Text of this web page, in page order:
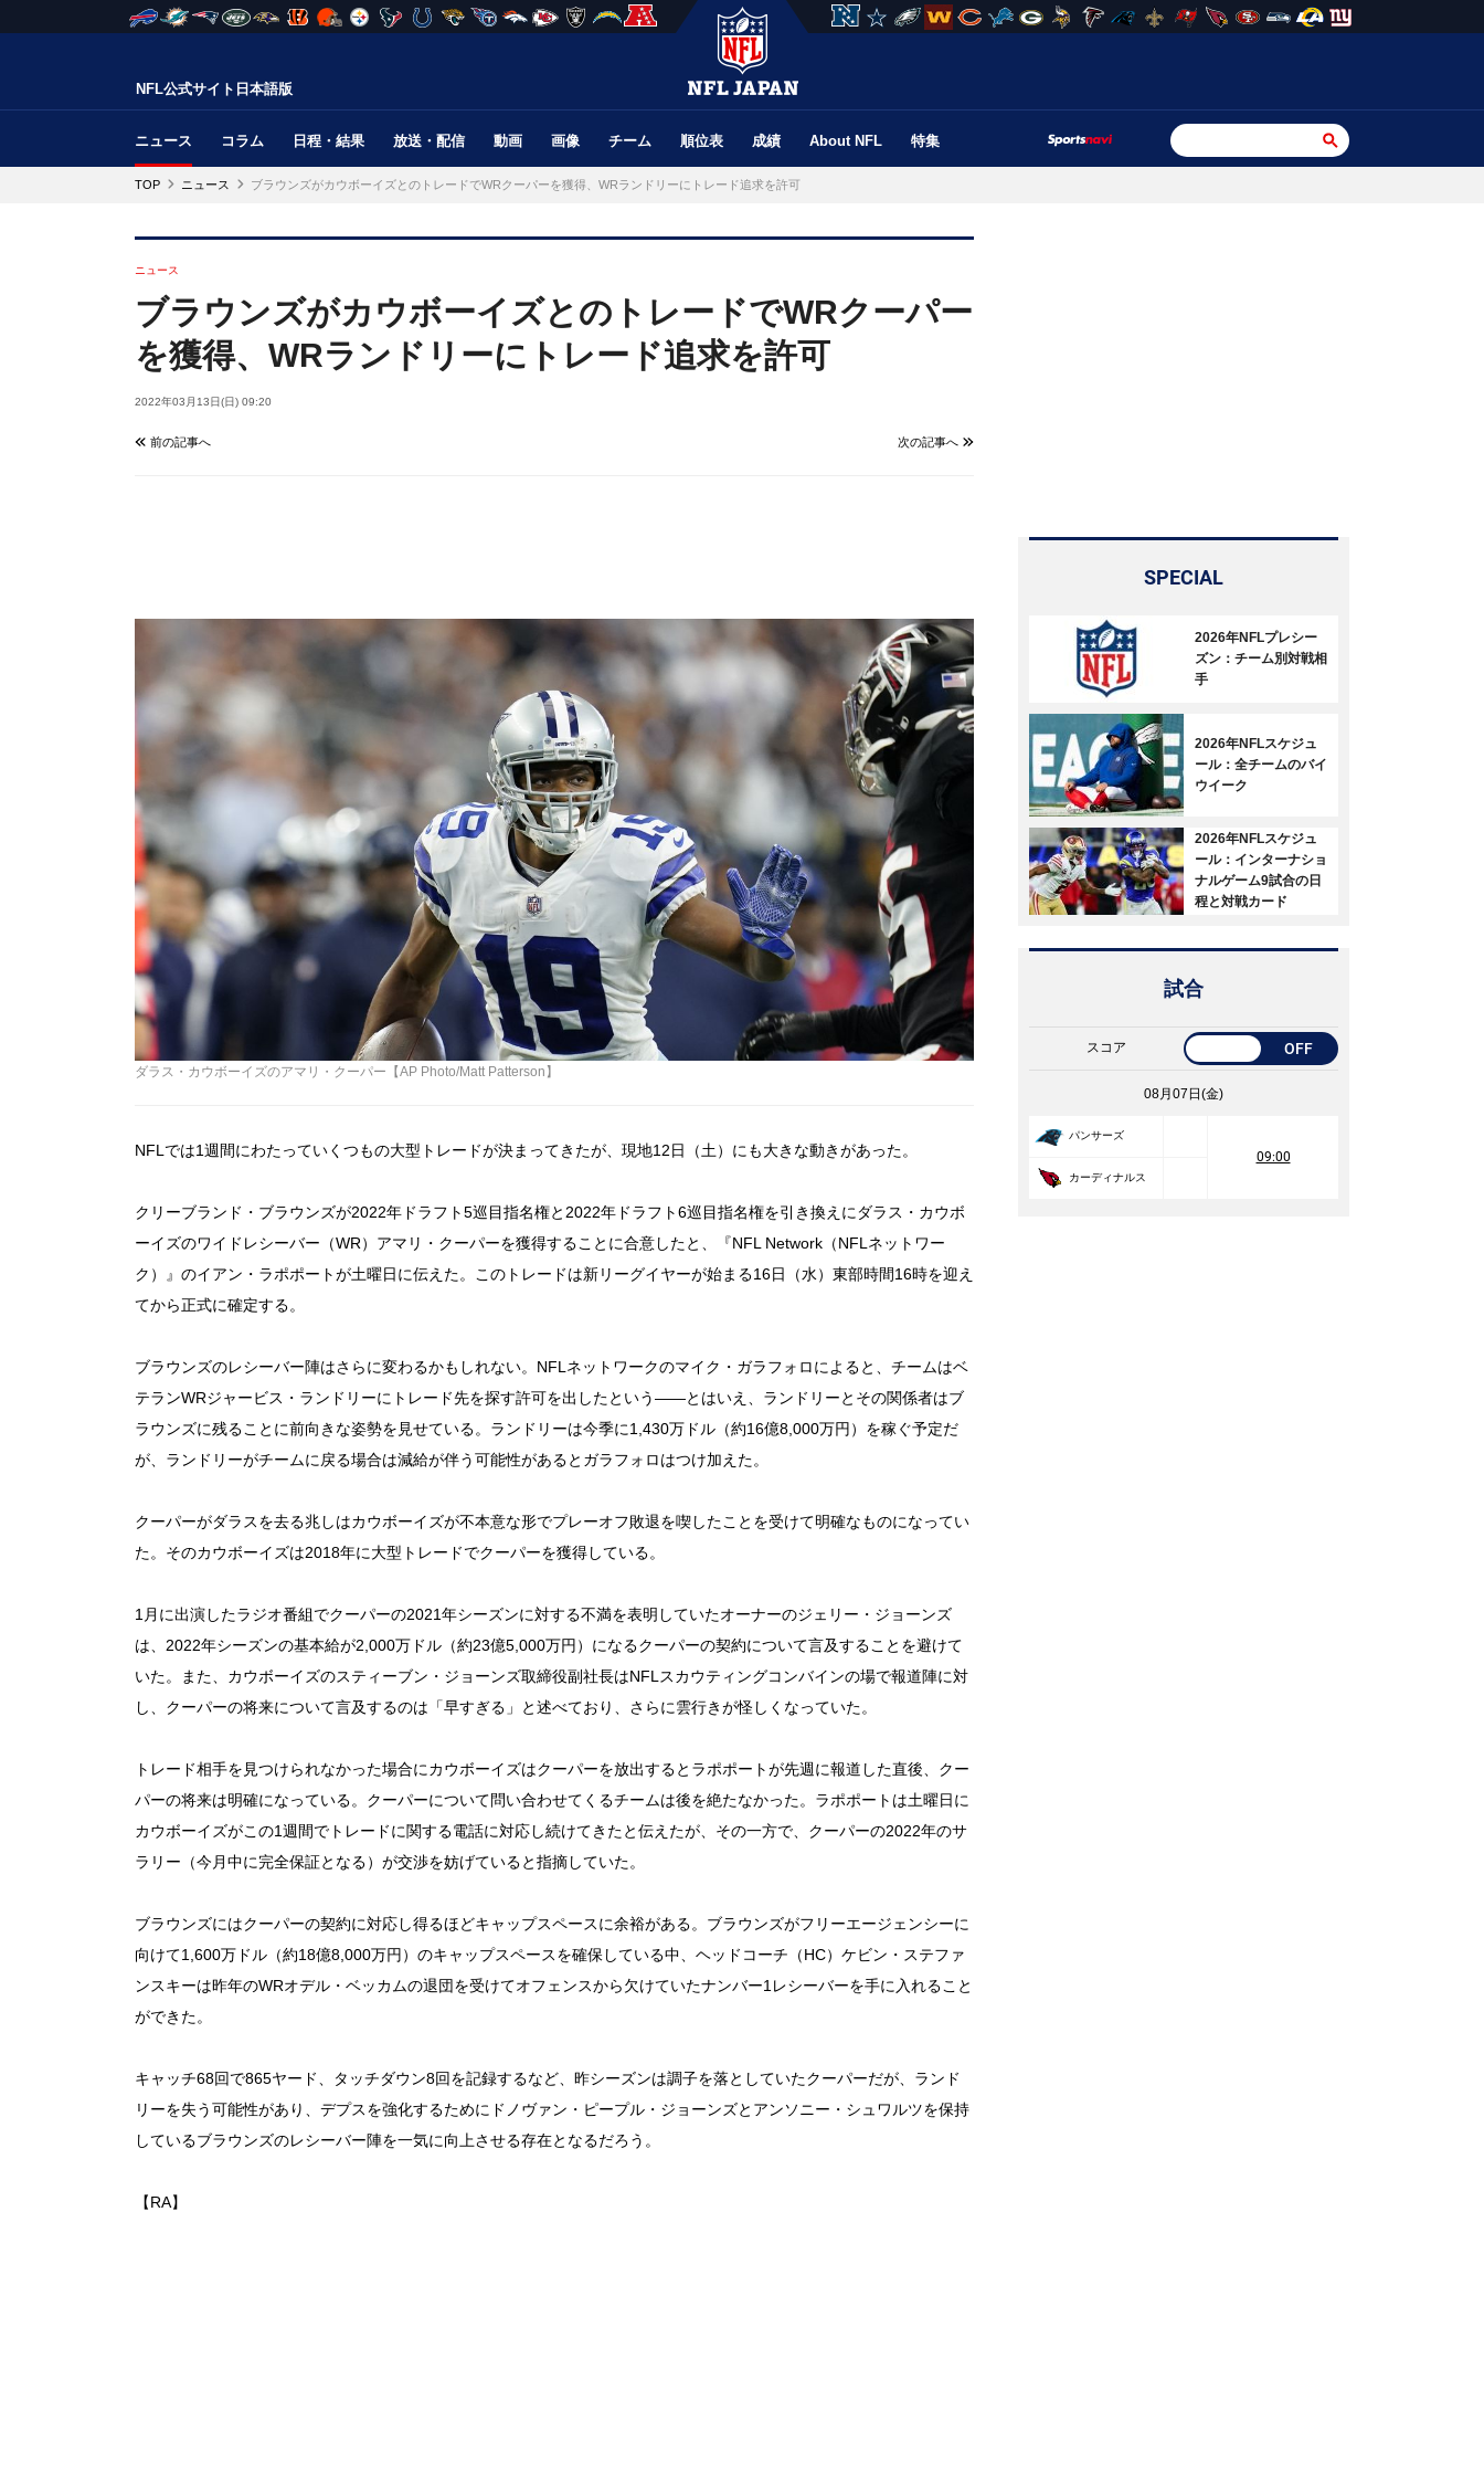
NFL公式サイト日本語版
ニュース コラム 日程・結果 放送・配信 動画 画像 チーム 順位表 成績 About NFL 特集
TOP ニュース ブラウンズがカウボーイズとのトレードでWRクーパーを獲得、WRランドリーにトレード追求を許可
ニュース
ブラウンズがカウボーイズとのトレードでWRクーパー
を獲得、WRランドリーにトレード追求を許可
2022年03月13日(日) 09:20
前の記事へ 次の記事へ
ダラス・カウボーイズのアマリ・クーパー【AP Photo/Matt Patterson】
NFLでは1週間にわたっていくつもの大型トレードが決まってきたが、現地12日（土）にも大きな動きがあった。
クリーブランド・ブラウンズが2022年ドラフト5巡目指名権と2022年ドラフト6巡目指名権を引き換えにダラス・カウボ
ーイズのワイドレシーバー（WR）アマリ・クーパーを獲得することに合意したと、『NFL Network（NFLネットワー
ク）』のイアン・ラポポートが土曜日に伝えた。このトレードは新リーグイヤーが始まる16日（水）東部時間16時を迎え
てから正式に確定する。
ブラウンズのレシーバー陣はさらに変わるかもしれない。NFLネットワークのマイク・ガラフォロによると、チームはベ
テランWRジャービス・ランドリーにトレード先を探す許可を出したという――とはいえ、ランドリーとその関係者はブ
ラウンズに残ることに前向きな姿勢を見せている。ランドリーは今季に1,430万ドル（約16億8,000万円）を稼ぐ予定だ
が、ランドリーがチームに戻る場合は減給が伴う可能性があるとガラフォロはつけ加えた。
クーパーがダラスを去る兆しはカウボーイズが不本意な形でプレーオフ敗退を喫したことを受けて明確なものになってい
た。そのカウボーイズは2018年に大型トレードでクーパーを獲得している。
1月に出演したラジオ番組でクーパーの2021年シーズンに対する不満を表明していたオーナーのジェリー・ジョーンズ
は、2022年シーズンの基本給が2,000万ドル（約23億5,000万円）になるクーパーの契約について言及することを避けて
いた。また、カウボーイズのスティーブン・ジョーンズ取締役副社長はNFLスカウティングコンバインの場で報道陣に対
し、クーパーの将来について言及するのは「早すぎる」と述べており、さらに雲行きが怪しくなっていた。
トレード相手を見つけられなかった場合にカウボーイズはクーパーを放出するとラポポートが先週に報道した直後、クー
パーの将来は明確になっている。クーパーについて問い合わせてくるチームは後を絶たなかった。ラポポートは土曜日に
カウボーイズがこの1週間でトレードに関する電話に対応し続けてきたと伝えたが、その一方で、クーパーの2022年のサ
ラリー（今月中に完全保証となる）が交渉を妨げていると指摘していた。
ブラウンズにはクーパーの契約に対応し得るほどキャップスペースに余裕がある。ブラウンズがフリーエージェンシーに
向けて1,600万ドル（約18億8,000万円）のキャップスペースを確保している中、ヘッドコーチ（HC）ケビン・ステファ
ンスキーは昨年のWRオデル・ベッカムの退団を受けてオフェンスから欠けていたナンバー1レシーバーを手に入れること
ができた。
キャッチ68回で865ヤード、タッチダウン8回を記録するなど、昨シーズンは調子を落としていたクーパーだが、ランド
リーを失う可能性があり、デプスを強化するためにドノヴァン・ピープル・ジョーンズとアンソニー・シュワルツを保持
しているブラウンズのレシーバー陣を一気に向上させる存在となるだろう。
【RA】
SPECIAL
2026年NFLプレシー
ズン：チーム別対戦相
手
2026年NFLスケジュ
ール：全チームのバイ
ウイーク
2026年NFLスケジュ
ール：インターナショ
ナルゲーム9試合の日
程と対戦カード
試合
スコア OFF
08月07日(金)
パンサーズ
09:00
カーディナルス